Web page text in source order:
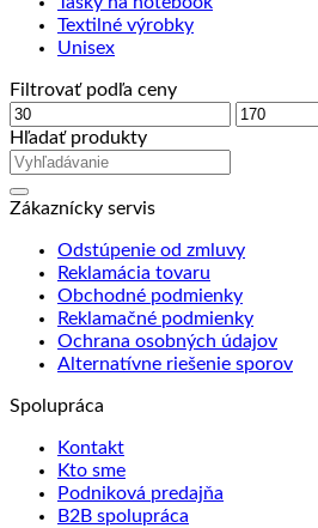
Textilné výrobky
Unisex
Filtrovať podľa ceny
Minimálna
cena
Maximálna
Hľadať produkty
Zákaznícky servis
Odstúpenie od zmluvy
Reklamácia tovaru
Obchodné podmienky
Reklamačné podmienky
Ochrana osobných údajov
Alternatívne riešenie sporov
Spolupráca
Kontakt
Kto sme
Podniková predajňa
B2B spolupráca